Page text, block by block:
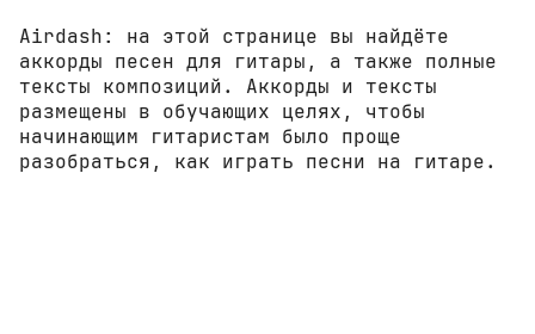
Airdash: на этой странице вы найдёте
аккорды песен для гитары, а также полные
тексты композиций. Аккорды и тексты
размещены в обучающих целях, чтобы
начинающим гитаристам было проще
разобраться, как играть песни на гитаре.